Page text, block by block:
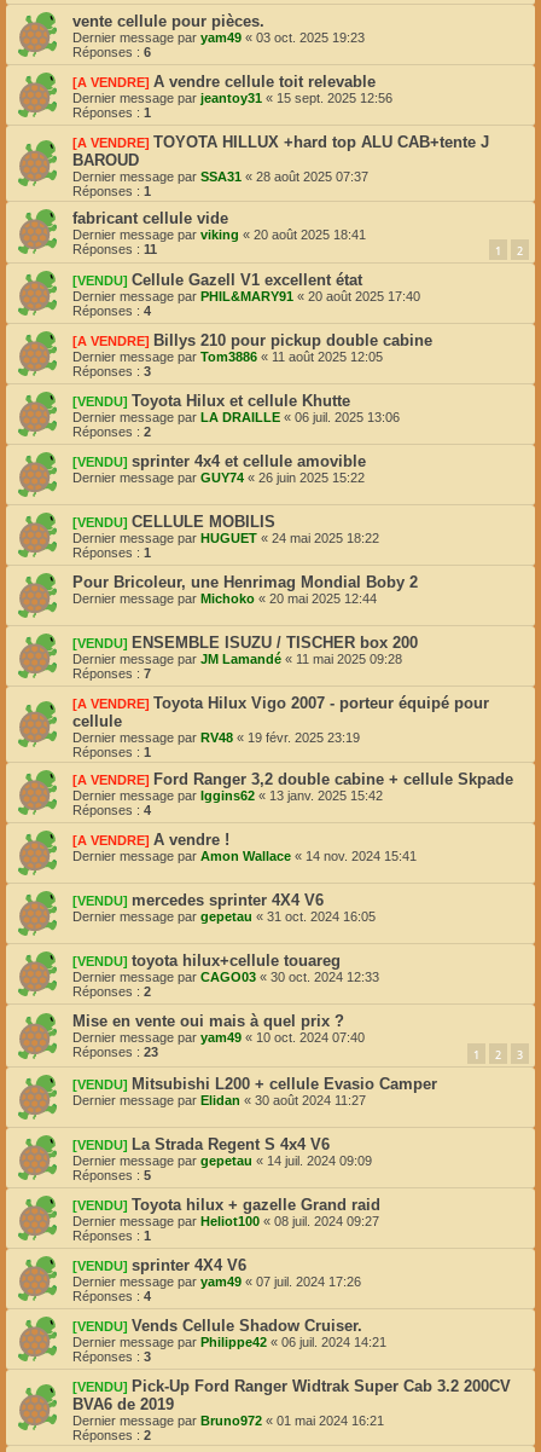
vente cellule pour pièces.
Dernier message par yam49 « 03 oct. 2025 19:23
Réponses : 6
[A VENDRE] A vendre cellule toit relevable
Dernier message par jeantoy31 « 15 sept. 2025 12:56
Réponses : 1
[A VENDRE] TOYOTA HILLUX +hard top ALU CAB+tente J
BAROUD
Dernier message par SSA31 « 28 août 2025 07:37
Réponses : 1
fabricant cellule vide
Dernier message par viking « 20 août 2025 18:41
Réponses : 11 1 2
[VENDU] Cellule Gazell V1 excellent état
Dernier message par PHIL&MARY91 « 20 août 2025 17:40
Réponses : 4
[A VENDRE] Billys 210 pour pickup double cabine
Dernier message par Tom3886 « 11 août 2025 12:05
Réponses : 3
[VENDU] Toyota Hilux et cellule Khutte
Dernier message par LA DRAILLE « 06 juil. 2025 13:06
Réponses : 2
[VENDU] sprinter 4x4 et cellule amovible
Dernier message par GUY74 « 26 juin 2025 15:22
[VENDU] CELLULE MOBILIS
Dernier message par HUGUET « 24 mai 2025 18:22
Réponses : 1
Pour Bricoleur, une Henrimag Mondial Boby 2
Dernier message par Michoko « 20 mai 2025 12:44
[VENDU] ENSEMBLE ISUZU / TISCHER box 200
Dernier message par JM Lamandé « 11 mai 2025 09:28
Réponses : 7
[A VENDRE] Toyota Hilux Vigo 2007 - porteur équipé pour
cellule
Dernier message par RV48 « 19 févr. 2025 23:19
Réponses : 1
[A VENDRE] Ford Ranger 3,2 double cabine + cellule Skpade
Dernier message par Iggins62 « 13 janv. 2025 15:42
Réponses : 4
[A VENDRE] A vendre !
Dernier message par Amon Wallace « 14 nov. 2024 15:41
[VENDU] mercedes sprinter 4X4 V6
Dernier message par gepetau « 31 oct. 2024 16:05
[VENDU] toyota hilux+cellule touareg
Dernier message par CAGO03 « 30 oct. 2024 12:33
Réponses : 2
Mise en vente oui mais à quel prix ?
Dernier message par yam49 « 10 oct. 2024 07:40
Réponses : 23 1 2 3
[VENDU] Mitsubishi L200 + cellule Evasio Camper
Dernier message par Elidan « 30 août 2024 11:27
[VENDU] La Strada Regent S 4x4 V6
Dernier message par gepetau « 14 juil. 2024 09:09
Réponses : 5
[VENDU] Toyota hilux + gazelle Grand raid
Dernier message par Heliot100 « 08 juil. 2024 09:27
Réponses : 1
[VENDU] sprinter 4X4 V6
Dernier message par yam49 « 07 juil. 2024 17:26
Réponses : 4
[VENDU] Vends Cellule Shadow Cruiser.
Dernier message par Philippe42 « 06 juil. 2024 14:21
Réponses : 3
[VENDU] Pick-Up Ford Ranger Widtrak Super Cab 3.2 200CV
BVA6 de 2019
Dernier message par Bruno972 « 01 mai 2024 16:21
Réponses : 2